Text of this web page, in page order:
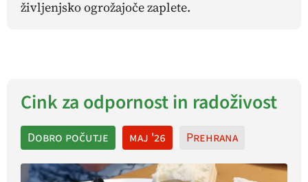
življenjsko ogrožajoče zaplete.
Cink za odpornost in radoživost
Dobro počutje maj '26 Prehrana